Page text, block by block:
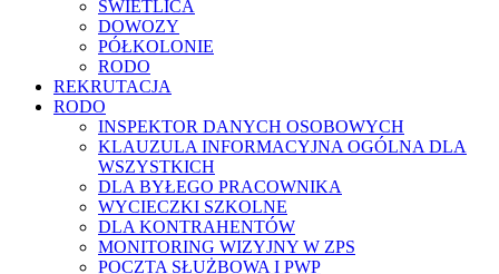
ŚWIETLICA
DOWOZY
PÓŁKOLONIE
RODO
REKRUTACJA
RODO
INSPEKTOR DANYCH OSOBOWYCH
KLAUZULA INFORMACYJNA OGÓLNA DLA
WSZYSTKICH
DLA BYŁEGO PRACOWNIKA
WYCIECZKI SZKOLNE
DLA KONTRAHENTÓW
MONITORING WIZYJNY W ZPS
POCZTA SŁUŻBOWA I PWP